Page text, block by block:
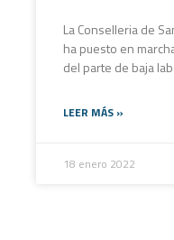
La Conselleria de
ha puesto en
del parte de baja
LEER MÁS »
18 enero 2022